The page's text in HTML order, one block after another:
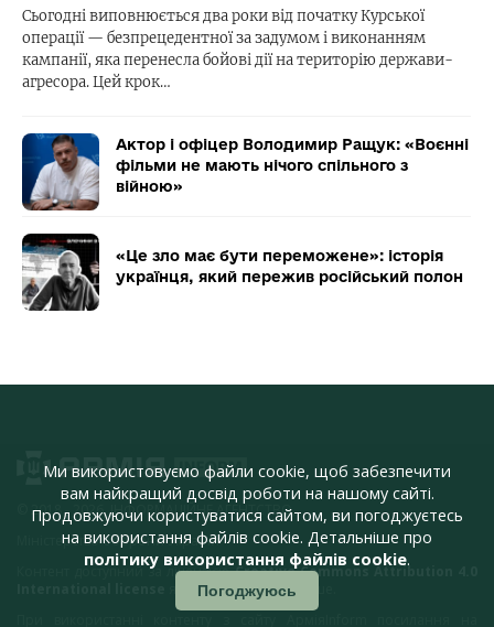
Сьогодні виповнюється два роки від початку Курської
операції — безпрецедентної за задумом і виконанням
кампанії, яка перенесла бойові дії на територію держави-
агресора. Цей крок…
Актор і офіцер Володимир Ращук: «Воєнні
фільми не мають нічого спільного з
війною»
«Це зло має бути переможене»: історія
українця, який пережив російський полон
© 2018 - 2026, ІНФОРМАЦІЙНЕ АГЕНТСТВО,
Міністерство оборони України
Контент доступний за ліцензієюCreative Commons Attribution 4.0
якщо не зазначено інше.
Ми використовуємо файли cookie, щоб забезпечити
вам найкращий досвід роботи на нашому сайті.
Продовжуючи користуватися сайтом, ви погоджуєтесь
на використання файлів cookie. Детальніше про
політику використання файлів cookie.
Погоджуюсь